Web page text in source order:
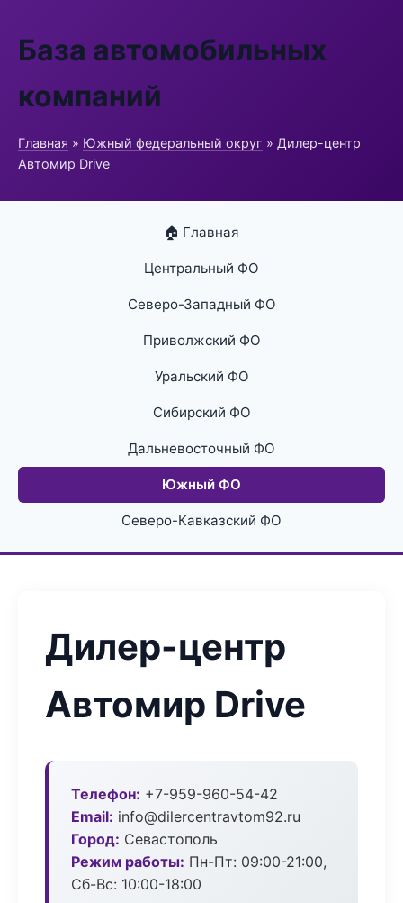
База автомобильных
компаний
Главная » Южный федеральный округ » Дилер-центр
Автомир Drive
🏠 Главная
Центральный ФО
Северо-Западный ФО
Приволжский ФО
Уральский ФО
Сибирский ФО
Дальневосточный ФО
Южный ФО
Северо-Кавказский ФО
Дилер-центр
Автомир Drive
Телефон: +7-959-960-54-42
Email: info@dilercentravtom92.ru
Город: Севастополь
Режим работы: Пн-Пт: 09:00-21:00,
Сб-Вс: 10:00-18:00